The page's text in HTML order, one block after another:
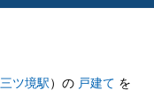
三ツ境駅）の 戸建て を